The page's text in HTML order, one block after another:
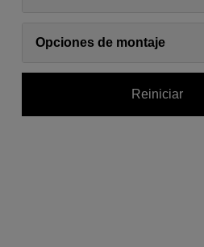
Opciones de montaje
Reiniciar